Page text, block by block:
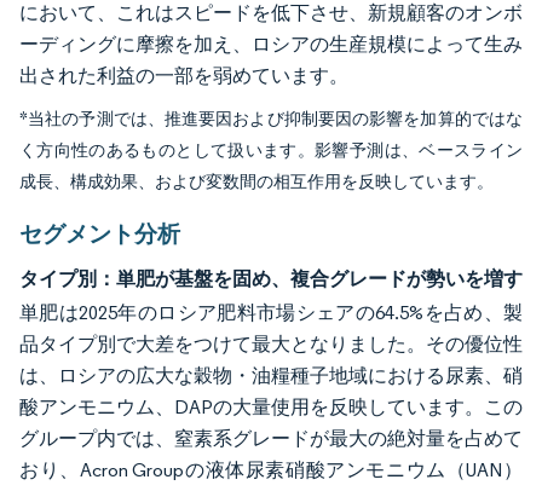
において、これはスピードを低下させ、新規顧客のオンボ
ーディングに摩擦を加え、ロシアの生産規模によって生み
出された利益の一部を弱めています。
*当社の予測では、推進要因および抑制要因の影響を加算的ではな
く方向性のあるものとして扱います。影響予測は、ベースライン
成長、構成効果、および変数間の相互作用を反映しています。
セグメント分析
タイプ別：単肥が基盤を固め、複合グレードが勢いを増す
単肥は2025年のロシア肥料市場シェアの64.5%を占め、製
品タイプ別で大差をつけて最大となりました。その優位性
は、ロシアの広大な穀物・油糧種子地域における尿素、硝
酸アンモニウム、DAPの大量使用を反映しています。この
グループ内では、窒素系グレードが最大の絶対量を占めて
おり、Acron Groupの液体尿素硝酸アンモニウム（UAN）